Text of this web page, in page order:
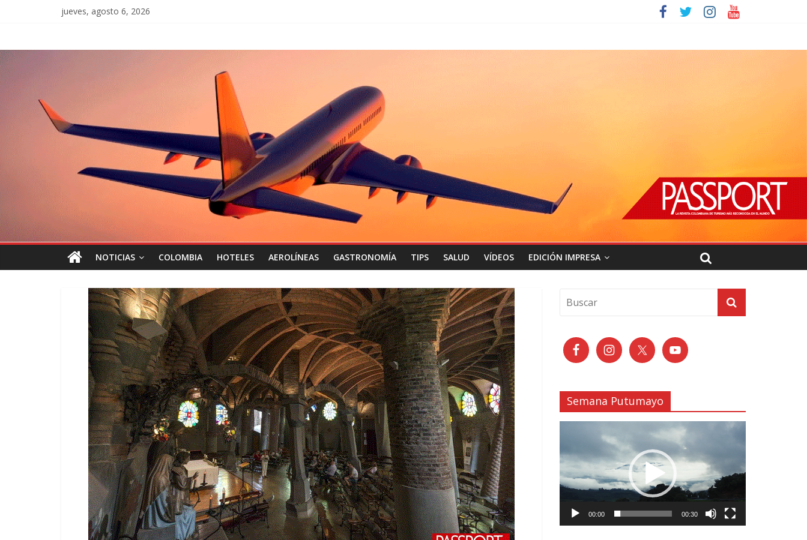
jueves, agosto 6, 2026
NOTICIAS COLOMBIA HOTELES AEROLÍNEAS GASTRONOMÍA TIPS SALUD VÍDEOS EDICIÓN IMPRESA
Semana Putumayo
vídeo
00:00 00:30